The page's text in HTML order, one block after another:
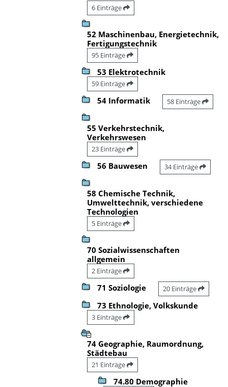
6 Einträge
52 Maschinenbau, Energietechnik,
Fertigungstechnik
95 Einträge
53 Elektrotechnik
59 Einträge
54 Informatik 58 Einträge
55 Verkehrstechnik,
Verkehrswesen
23 Einträge
56 Bauwesen 34 Einträge
58 Chemische Technik,
Umwelttechnik, verschiedene
Technologien
5 Einträge
70 Sozialwissenschaften
allgemein
2 Einträge
71 Soziologie 20 Einträge
73 Ethnologie, Volkskunde
3 Einträge
74 Geographie, Raumordnung,
Städtebau
21 Einträge
74.80 Demographie